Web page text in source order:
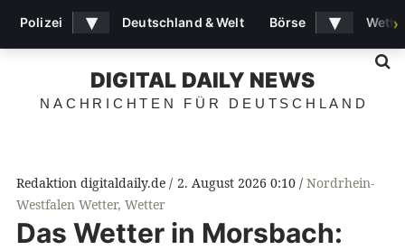
DIGITAL DAILY NEWS
NACHRICHTEN FÜR DEUTSCHLAND
Redaktion digitaldaily.de 2. August 2026 0:10
Nordrhein-
Westfalen Wetter, Wetter
Das Wetter in Morsbach:
Polizei ▾ Deutschland & Welt Börse ▾ ›